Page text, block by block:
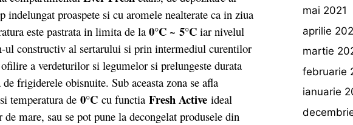
proaspete si cu aromele nealterate ca in ziua
este pastrata in limita de la 0°C ~ 5°C iar nivelul
constructiv al sertarului si prin intermediul curentilor
a verdeturilor si legumelor si prelungeste durata
frigiderele obisnuite. Sub aceasta zona se afla
temperatura de 0°C cu functia Fresh Active ideal
mare, sau se pot pune la decongelat produsele din
mai 2021
aprilie
martie
februarie
ianuarie